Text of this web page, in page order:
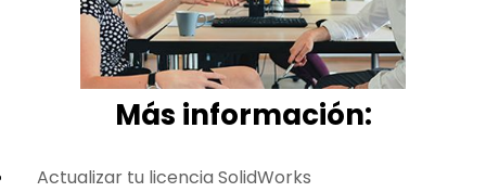
Más información:
Actualizar tu licencia SolidWorks